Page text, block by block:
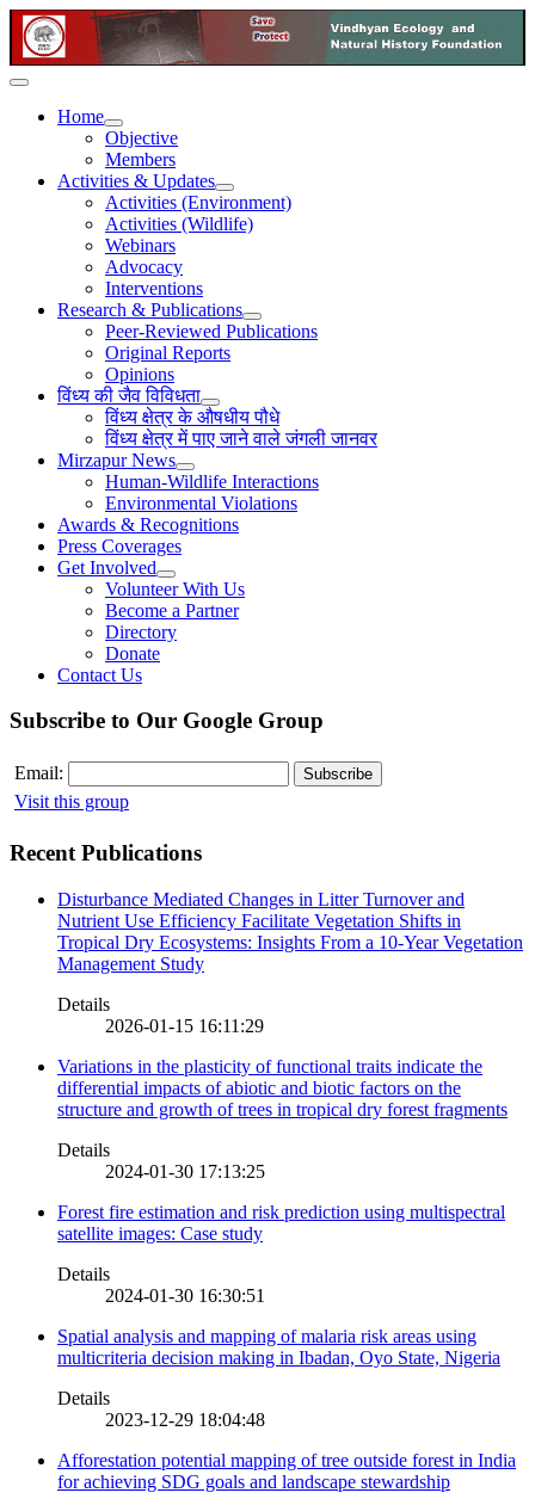
Home
Objective
Members
Activities & Updates
Activities (Environment)
Activities (Wildlife)
Webinars
Advocacy
Interventions
Research & Publications
Peer-Reviewed Publications
Original Reports
Opinions
विंध्य की जैव विविधता
विंध्य क्षेत्र के औषधीय पौधे
विंध्य क्षेत्र में पाए जाने वाले जंगली जानवर
Mirzapur News
Human-Wildlife Interactions
Environmental Violations
Awards & Recognitions
Press Coverages
Get Involved
Volunteer With Us
Become a Partner
Directory
Donate
Contact Us
Subscribe to Our Google Group
Email:
Visit this group
Recent Publications
Disturbance Mediated Changes in Litter Turnover and
Nutrient Use Efficiency Facilitate Vegetation Shifts in
Tropical Dry Ecosystems: Insights From a 10-Year Vegetation
Management Study
Details
2026-01-15 16:11:29
Variations in the plasticity of functional traits indicate the
differential impacts of abiotic and biotic factors on the
structure and growth of trees in tropical dry forest fragments
Details
2024-01-30 17:13:25
Forest fire estimation and risk prediction using multispectral
satellite images: Case study
Details
2024-01-30 16:30:51
Spatial analysis and mapping of malaria risk areas using
multicriteria decision making in Ibadan, Oyo State, Nigeria
Details
2023-12-29 18:04:48
Afforestation potential mapping of tree outside forest in India
for achieving SDG goals and landscape stewardship